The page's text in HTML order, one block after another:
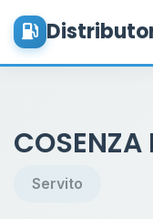
COSENZA
Servito